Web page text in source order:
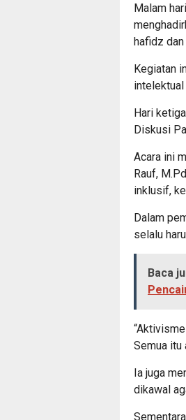
Malam
hafidz
Kegiatan
Hari
Diskusi
Acara ini
Rauf,
inklusif,
Dalam
selalu
Baca
Semua itu
Ia juga
dikawal